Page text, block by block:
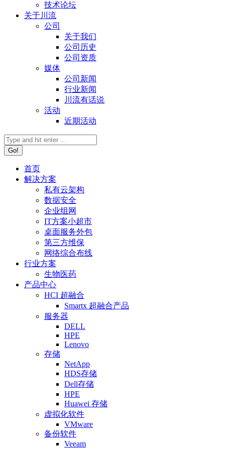
技术论坛
关于川流
公司
关于我们
公司历史
公司资质
媒体
公司新闻
行业新闻
川流有话说
活动
近期活动
首页
解决方案
私有云架构
数据安全
企业组网
IT方案小超市
桌面服务外包
第三方维保
网络综合布线
行业方案
生物医药
产品中心
HCI 超融合
Smartx 超融合产品
服务器
DELL
HPE
Lenovo
存储
NetApp
HDS存储
Dell存储
HPE
Huawei 存储
虚拟化软件
VMware
备份软件
Veeam